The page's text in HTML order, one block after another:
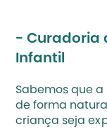
- Curadoria
Infantil
Sabemos que
de forma
criança seja